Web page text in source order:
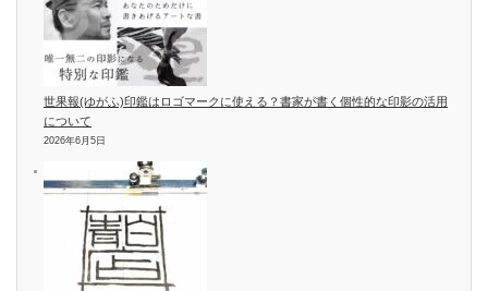
世果報(ゆがふ)印鑑はロゴマークに使える？書家が書く個性的な印影の活用
について
2026年6月5日